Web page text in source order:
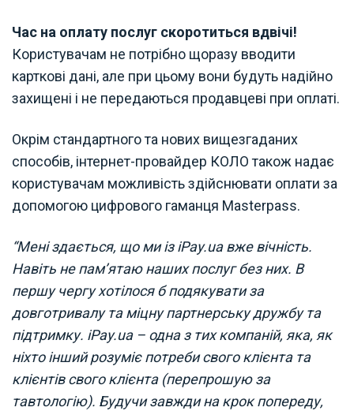
Час на оплату послуг скоротиться вдвічі!
Користувачам не потрібно щоразу вводити
карткові дані, але при цьому вони будуть надійно
захищені і не передаються продавцеві при оплаті.
Окрім стандартного та нових вищезгаданих
способів, інтернет-провайдер КОЛО також надає
користувачам можливість здійснювати оплати за
допомогою цифрового гаманця Masterpass.
“Мені здається, що ми із iPay.ua вже вічність.
Навіть не пам’ятаю наших послуг без них. В
першу чергу хотілося б подякувати за
довготривалу та міцну партнерську дружбу та
підтримку. iPay.ua – одна з тих компаній, яка, як
ніхто інший розуміє потреби свого клієнта та
клієнтів свого клієнта (перепрошую за
тавтологію). Будучи завжди на крок попереду,